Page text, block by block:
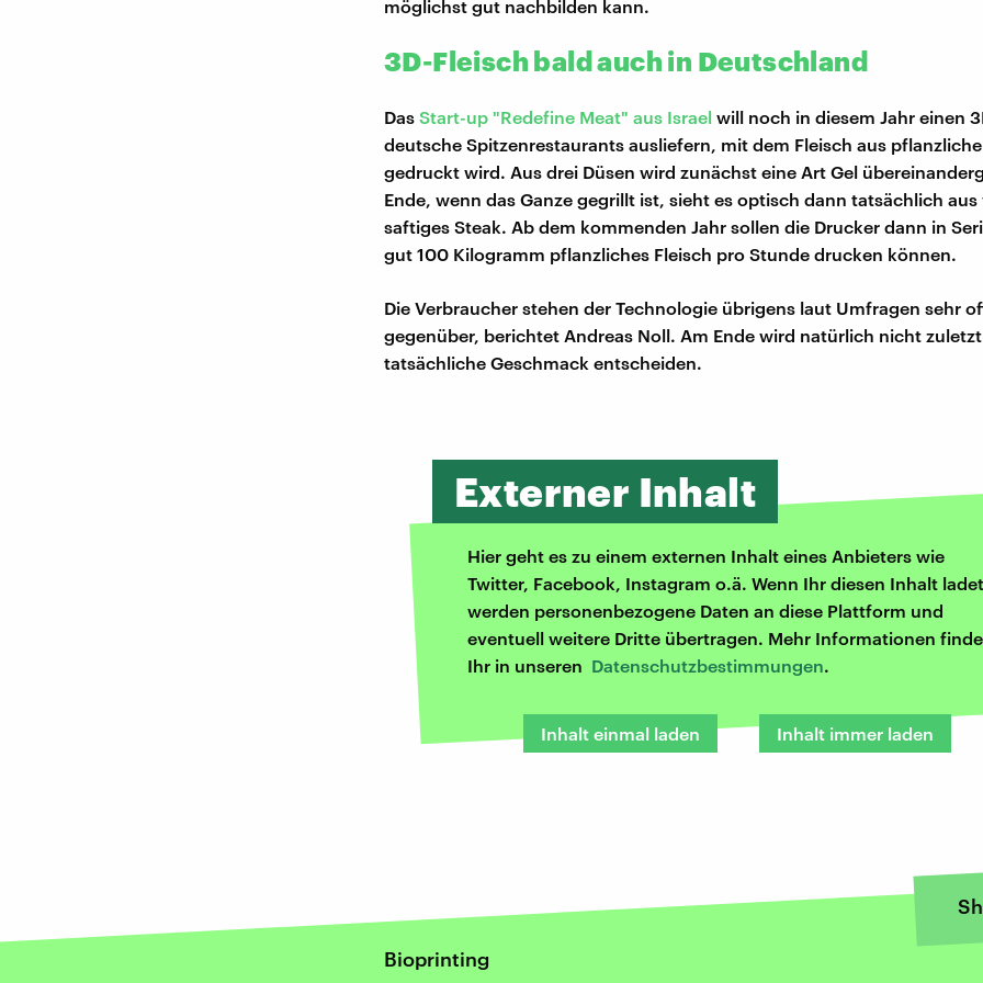
möglichst gut nachbilden kann.
3D-Fleisch bald auch in Deutschland
Das Start-up "Redefine Meat" aus Israel will noch in diesem Jahr einen
deutsche Spitzenrestaurants ausliefern, mit dem Fleisch aus
gedruckt wird. Aus drei Düsen wird zunächst eine Art Gel
Ende, wenn das Ganze gegrillt ist, sieht es optisch dann tatsächlich aus
saftiges Steak. Ab dem kommenden Jahr sollen die Drucker dann in
gut 100 Kilogramm pflanzliches Fleisch pro Stunde drucken können.
Die Verbraucher stehen der Technologie übrigens laut Umfragen sehr
gegenüber, berichtet Andreas Noll. Am Ende wird natürlich nicht
tatsächliche Geschmack entscheiden.
Externer Inhalt
Hier geht es zu einem externen Inhalt eines Anbieters wie
Twitter, Facebook, Instagram o.ä. Wenn Ihr diesen Inhalt
werden personenbezogene Daten an diese Plattform und
eventuell weitere Dritte übertragen. Mehr Informationen
Ihr in unseren Datenschutzbestimmungen.
Inhalt einmal laden Inhalt immer laden
Bioprinting